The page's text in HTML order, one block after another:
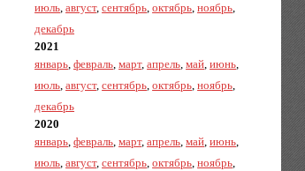
июль,август,сентябрь,октябрь,ноябрь,
декабрь
2021
январь,февраль,март,апрель,май,июнь,
июль,август,сентябрь,октябрь,ноябрь,
декабрь
2020
январь,февраль,март,апрель,май,июнь,
июль,август,сентябрь,октябрь,ноябрь,